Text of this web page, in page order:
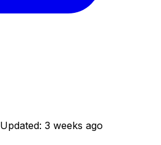
Updated: 3 weeks ago